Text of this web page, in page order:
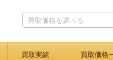
買取実績 買取価格